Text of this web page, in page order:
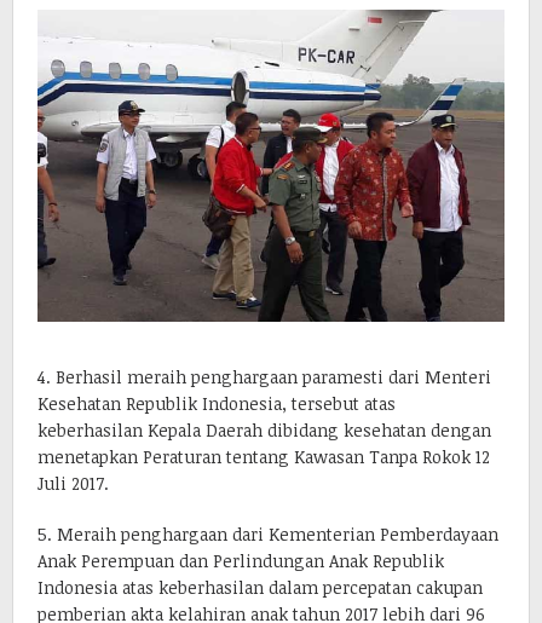
4. Berhasil meraih penghargaan paramesti dari Menteri
Kesehatan Republik Indonesia, tersebut atas
keberhasilan Kepala Daerah dibidang kesehatan dengan
menetapkan Peraturan tentang Kawasan Tanpa Rokok 12
Juli 2017.
5. Meraih penghargaan dari Kementerian Pemberdayaan
Anak Perempuan dan Perlindungan Anak Republik
Indonesia atas keberhasilan dalam percepatan cakupan
pemberian akta kelahiran anak tahun 2017 lebih dari 96